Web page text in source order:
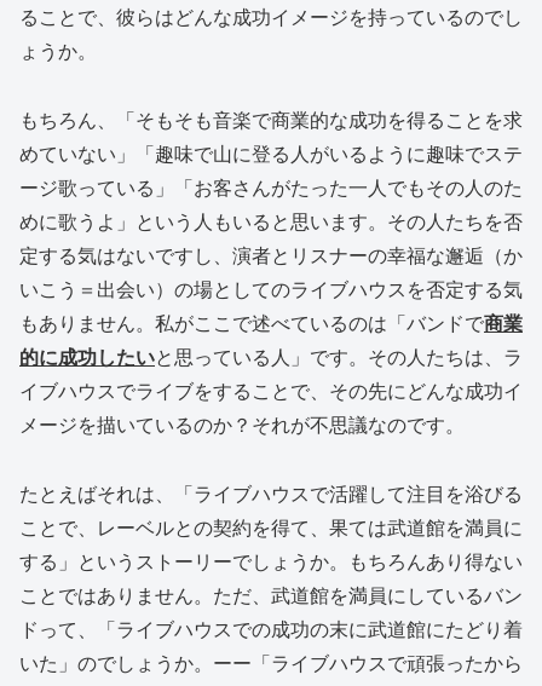
ることで、彼らはどんな成功イメージを持っているのでし
ょうか。
もちろん、「そもそも音楽で商業的な成功を得ることを求
めていない」「趣味で山に登る人がいるように趣味でステ
ージ歌っている」「お客さんがたった一人でもその人のた
めに歌うよ」という人もいると思います。その人たちを否
定する気はないですし、演者とリスナーの幸福な邂逅（か
いこう＝出会い）の場としてのライブハウスを否定する気
もありません。私がここで述べているのは「バンドで商業
的に成功したいと思っている人」です。その人たちは、ラ
イブハウスでライブをすることで、その先にどんな成功イ
メージを描いているのか？それが不思議なのです。
たとえばそれは、「ライブハウスで活躍して注目を浴びる
ことで、レーベルとの契約を得て、果ては武道館を満員に
する」というストーリーでしょうか。もちろんあり得ない
ことではありません。ただ、武道館を満員にしているバン
ドって、「ライブハウスでの成功の末に武道館にたどり着
いた」のでしょうか。ーー「ライブハウスで頑張ったから